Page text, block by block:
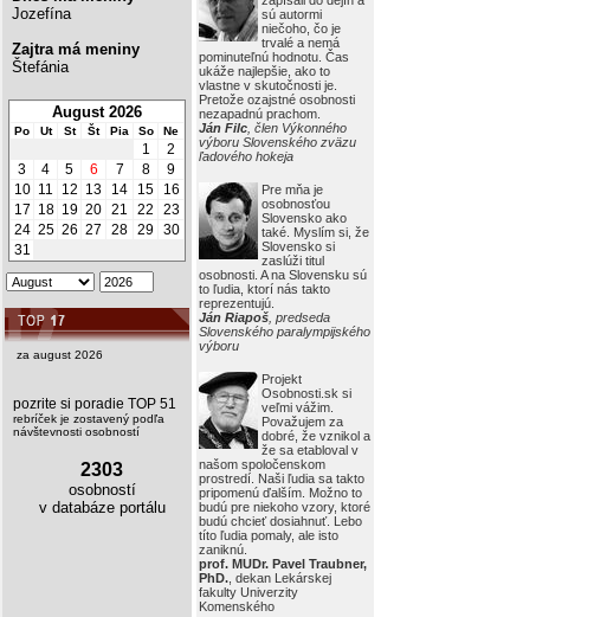
sú autormi
niečoho, čo je
trvalé a nemá
pominuteľnú hodnotu. Čas
ukáže najlepšie, ako to
vlastne v skutočnosti je.
Pretože ozajstné osobnosti
nezapadnú prachom.
Ján Filc , člen Výkonného
výboru Slovenského zväzu
ľadového hokeja
Pre mňa je
osobnosťou
Slovensko ako
také. Myslím si, že
Slovensko si
zaslúži titul
osobnosti. A na Slovensku sú
to ľudia, ktorí nás takto
reprezentujú.
Ján Riapoš , predseda
Slovenského paralympijského
výboru
Projekt
Osobnosti.sk si
veľmi vážim.
Považujem za
dobré, že vznikol a
že sa etabloval v
našom spoločenskom
prostredí. Naši ľudia sa takto
pripomenú ďalším. Možno to
budú pre niekoho vzory, ktoré
budú chcieť dosiahnuť. Lebo
títo ľudia pomaly, ale isto
zaniknú.
prof. MUDr. Pavel Traubner,
PhD. , dekan Lekárskej
fakulty Univerzity
Komenského
Jozefína
Zajtra má meniny
Štefánia
August 2026
Po Ut St Št Pia So Ne
1
2
3
4 5 6 7 8
9
10 11 12 13 14 15
16
17 18 19 20 21 22
23
24 25 26 27 28 29 30
31
za august 2026
pozrite si poradie TOP 51
rebríček je zostavený podľa
návštevnosti osobností
2303
osobností
v databáze portálu